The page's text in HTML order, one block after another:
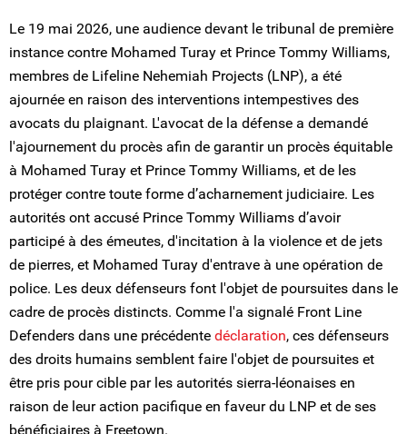
Le 19 mai 2026, une audience devant le tribunal de première
instance contre Mohamed Turay et Prince Tommy Williams,
membres de Lifeline Nehemiah Projects (LNP), a été
ajournée en raison des interventions intempestives des
avocats du plaignant. L'avocat de la défense a demandé
l'ajournement du procès afin de garantir un procès équitable
à Mohamed Turay et Prince Tommy Williams, et de les
protéger contre toute forme d’acharnement judiciaire. Les
autorités ont accusé Prince Tommy Williams d’avoir
participé à des émeutes, d'incitation à la violence et de jets
de pierres, et Mohamed Turay d'entrave à une opération de
police. Les deux défenseurs font l'objet de poursuites dans le
cadre de procès distincts. Comme l'a signalé Front Line
Defenders dans une précédente déclaration, ces défenseurs
des droits humains semblent faire l'objet de poursuites et
être pris pour cible par les autorités sierra-léonaises en
raison de leur action pacifique en faveur du LNP et de ses
bénéficiaires à Freetown.